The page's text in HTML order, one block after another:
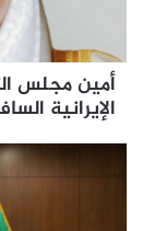
السافرة
على
دول
المجلس
أمين مجلس
الإيرانية